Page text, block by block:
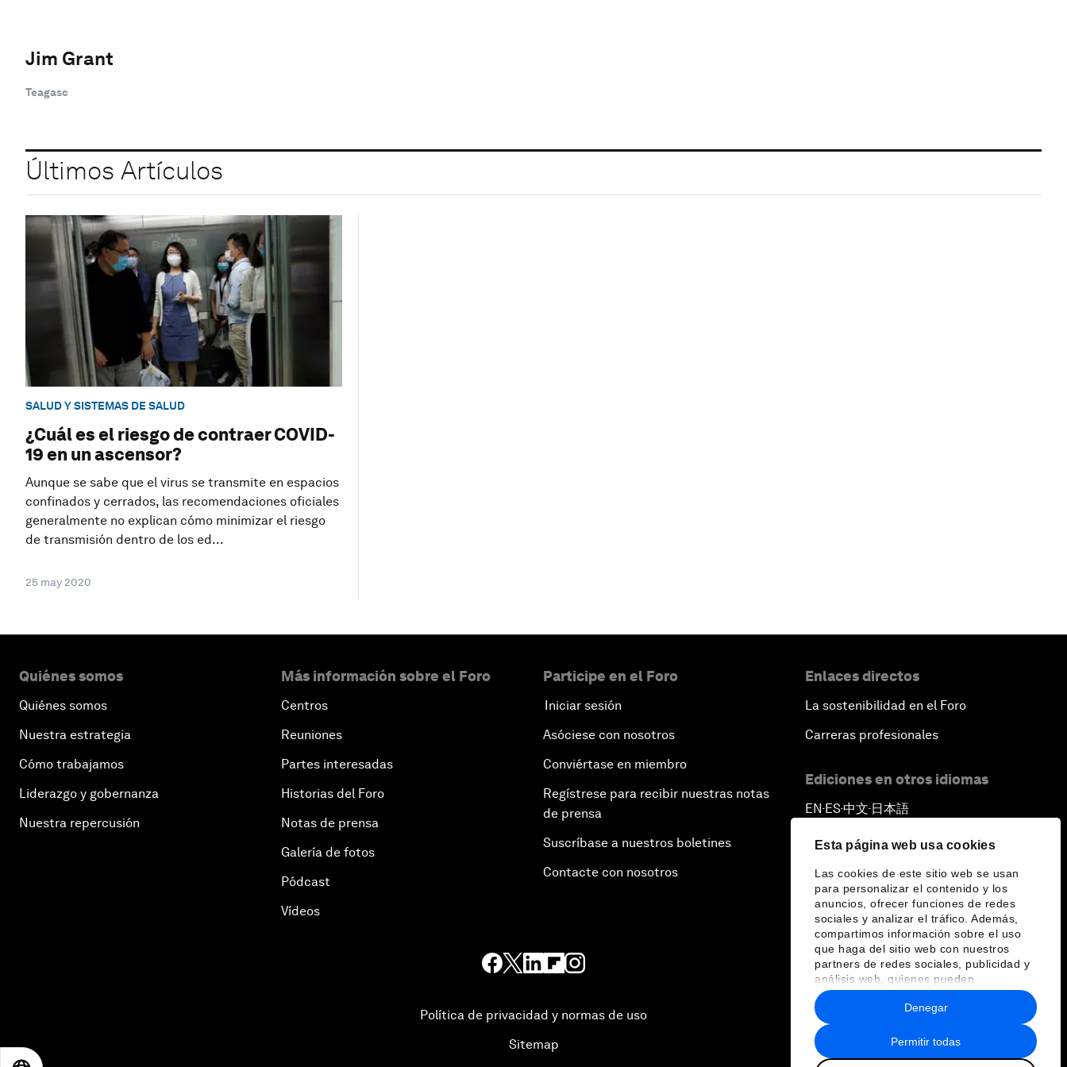
Esta página web usa cookies
Las cookies de este sitio web se usan
para personalizar el contenido y los
anuncios, ofrecer funciones de redes
sociales y analizar el tráfico. Además,
compartimos información sobre el uso
que haga del sitio web con nuestros
partners de redes sociales, publicidad y
análisis web, quienes pueden
combinarla con otra información que les
haya proporcionado o que hayan
recopilado a partir del uso que haya
hecho de sus servicios.
Permitir todas
Denegar
Jim Grant
Teagasc
Últimos Artículos
SALUD Y SISTEMAS DE SALUD
¿Cuál es el riesgo de contraer COVID-
19 en un ascensor?
Aunque se sabe que el virus se transmite en espacios
confinados y cerrados, las recomendaciones oficiales
generalmente no explican cómo minimizar el riesgo
de transmisión dentro de los ed...
25 may 2020
Quiénes somos
Quiénes somos
Nuestra estrategia
Cómo trabajamos
Liderazgo y gobernanza
Nuestra repercusión
Más información sobre el Foro
Centros
Reuniones
Partes interesadas
Historias del Foro
Notas de prensa
Galería de fotos
Pódcast
Vídeos
Participe en el Foro
Iniciar sesión
Asóciese con nosotros
Conviértase en miembro
Regístrese para recibir nuestras notas
de prensa
Suscríbase a nuestros boletines
Contacte con nosotros
Enlaces directos
La sostenibilidad en el Foro
Carreras profesionales
Ediciones en otros idiomas
EN ▪ ES▪中文▪ 日本語
Política de privacidad y normas de uso
Sitemap